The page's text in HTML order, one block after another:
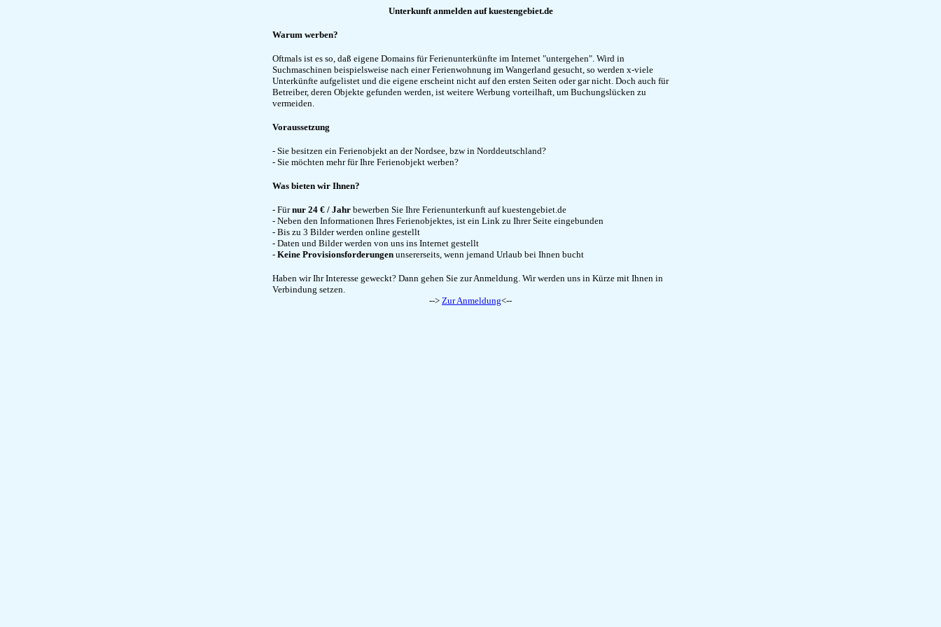
Unterkunft anmelden auf kuestengebiet.de
Warum werben?
Oftmals ist es so, daß eigene Domains für Ferienunterkünfte im Internet "untergehen". Wird in
Suchmaschinen beispielsweise nach einer Ferienwohnung im Wangerland gesucht, so werden x-viele
Unterkünfte aufgelistet und die eigene erscheint nicht auf den ersten Seiten oder gar nicht. Doch auch für
Betreiber, deren Objekte gefunden werden, ist weitere Werbung vorteilhaft, um Buchungslücken zu
vermeiden.
Voraussetzung
- Sie besitzen ein Ferienobjekt an der Nordsee, bzw in Norddeutschland?
- Sie möchten mehr für Ihre Ferienobjekt werben?
Was bieten wir Ihnen?
- Fürnur 24 € / Jahrbewerben Sie Ihre Ferienunterkunft auf kuestengebiet.de
- Neben den Informationen Ihres Ferienobjektes, ist ein Link zu Ihrer Seite eingebunden
- Bis zu 3 Bilder werden online gestellt
- Daten und Bilder werden von uns ins Internet gestellt
- Keine Provisionsforderungenunsererseits, wenn jemand Urlaub bei Ihnen bucht
Haben wir Ihr Interesse geweckt? Dann gehen Sie zur Anmeldung. Wir werden uns in Kürze mit Ihnen in
Verbindung setzen.
--> Zur Anmeldung<--